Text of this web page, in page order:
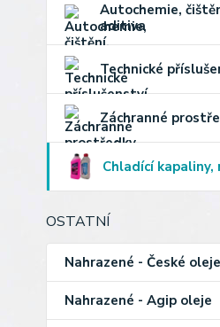
Autochemie,
aditiva
Technické
Záchranné
Chladící kapaliny,
OSTATNÍ
Nahrazené - České oleje
Nahrazené - Agip oleje